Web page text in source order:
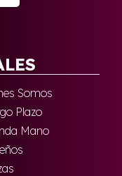
Somos
Plazo
Mano